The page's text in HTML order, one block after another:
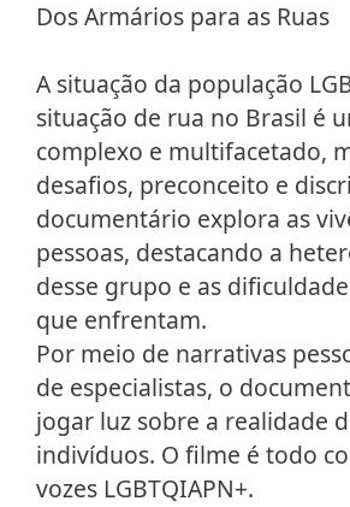
Dos Armários para as Ruas
A situação da população
situação de rua no Brasil é
complexo e multifacetado,
desafios, preconceito e
documentário explora as
pessoas, destacando a
desse grupo e as
que enfrentam.
Por meio de narrativas
de especialistas, o
jogar luz sobre a realidade
indivíduos. O filme é todo
vozes LGBTQIAPN+.